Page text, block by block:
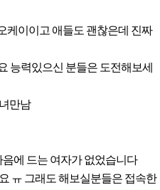
케이이고 애들도 괜찮은데 진짜
능력있으신 분들은 도전해보세
만남
에 드는 여자가 없었습니다
ㅠ 그래도 해보실분들은 접속한